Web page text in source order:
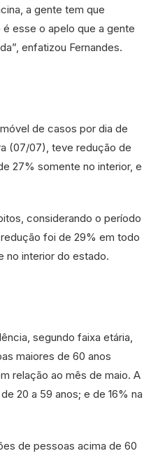
a gente tem que
esse o apelo que a gente
enfatizou Fernandes.
de casos por dia de
(07/07), teve redução de
27% somente no interior, e
considerando o período
foi de 29% em todo
no interior do estado.
segundo faixa etária,
maiores de 60 anos
relação ao mês de maio. A
20 a 59 anos; e de 16% na
de pessoas acima de 60